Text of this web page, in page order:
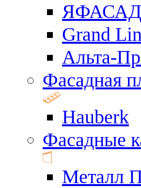
ЯФАСАД
Grand
Альта-
Фасадная
Hauberk
Фасадные
Металл